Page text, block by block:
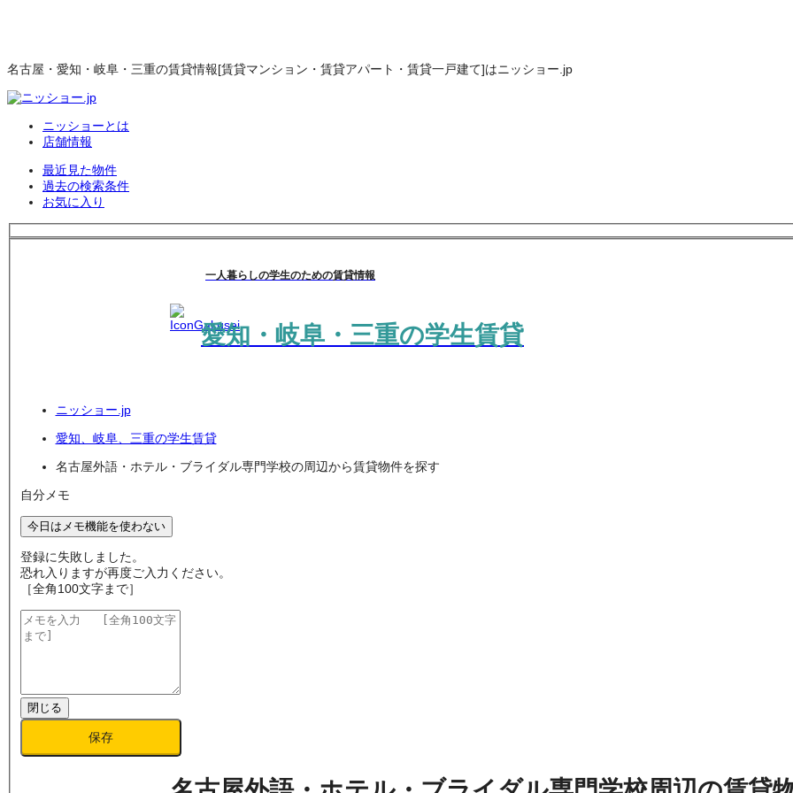
名古屋・愛知・岐阜・三重の賃貸情報[賃貸マンション・賃貸アパート・賃貸一戸建て]はニッショー.jp
ニッショーとは
店舗情報
最近見た物件
過去の検索条件
お気に入り
一人暮らしの学生のための賃貸情報
愛知・岐阜・三重の学生賃貸
ニッショー.jp
愛知、岐阜、三重の学生賃貸
名古屋外語・ホテル・ブライダル専門学校の周辺から賃貸物件を探す
自分メモ
今日はメモ機能を使わない
登録に失敗しました。
恐れ入りますが再度ご入力ください。
［全角100文字まで］
閉じる
保存